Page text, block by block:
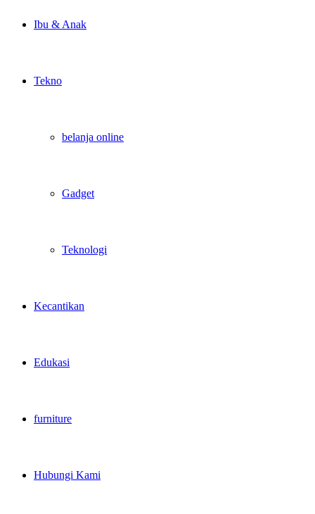
Ibu & Anak
Tekno
belanja online
Gadget
Teknologi
Kecantikan
Edukasi
furniture
Hubungi Kami